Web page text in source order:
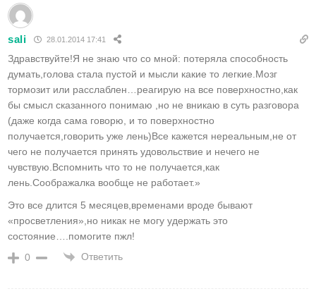
sali 28.01.2014 17:41
Здравствуйте!Я не знаю что со мной: потеряла способность
думать,голова стала пустой и мысли какие то легкие.Мозг
тормозит или расслаблен…реагирую на все поверхностно,как
бы смысл сказанного понимаю ,но не вникаю в суть разговора
(даже когда сама говорю, и то поверхностно
получается,говорить уже лень)Все кажется нереальным,не от
чего не получается принять удовольствие и нечего не
чувствую.Вспомнить что то не получается,как
лень.Соображалка вообще не работает.»
Это все длится 5 месяцев,временами вроде бывают
«просветления»,но никак не могу удержать это
состояние….помогите пжл!
0
Ответить